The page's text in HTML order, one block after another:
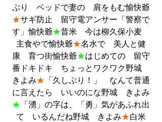
ぶり　ベッドで妻の　肩をもむ愉快爺
★サギ防止　留守電アンサー「警察で
す」愉快爺★昔米　今は柳久保小麦
主食やで愉快爺★名水で　美人と健
康　育つ街愉快爺★はじめての　留守
番ドキドキ　ちょっとワクワク野城
きよみ★ 「久しぶり！」　なんて普通
に言えたら　いいのにな野城　きよみ
★ 「湧」の字は、「勇」気があふれ出
て　いるんだね野城　きよみ★白米